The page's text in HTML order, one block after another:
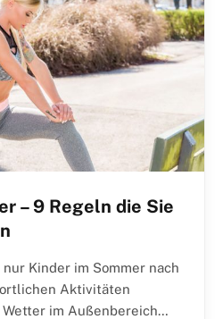
– 9 Regeln die Sie
Kinder im Sommer nach
Aktivitäten
Wetter im Außenbereich…